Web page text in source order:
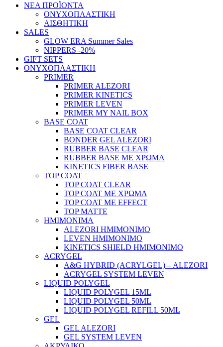
ΝΕΑ ΠΡΟΪΟΝΤΑ
ΟΝΥΧΟΠΛΑΣΤΙΚΗ
ΑΙΣΘΗΤΙΚΗ
SALES
GLOW ERA Summer Sales
NIPPERS -20%
GIFT SETS
ΟΝΥΧΟΠΛΑΣΤΙΚΗ
PRIMER
PRIMER ALEZORI
PRIMER KINETICS
PRIMER LEVEN
PRIMER MY NAIL BOX
BASE COAT
BASE COAT CLEAR
BONDER GEL ALEZORI
RUBBER BASE CLEAR
RUBBER BASE ΜΕ ΧΡΩΜΑ
KINETICS FIBER BASE
TOP COAT
TOP COAT CLEAR
TOP COAT ΜΕ ΧΡΩΜΑ
TOP COAT ΜΕ EFFECT
TOP MATTE
ΗΜΙΜΟΝΙΜΑ
ALEZORI ΗΜΙΜΟΝΙΜΟ
LEVEN ΗΜΙΜΟΝΙΜΟ
KINETICS SHIELD ΗΜΙΜΟΝΙΜΟ
ACRYGEL
A&G HYBRID (ACRYLGEL) – ALEZORI
ACRYGEL SYSTEM LEVEN
LIQUID POLYGEL
LIQUID POLYGEL 15ML
LIQUID POLYGEL 50ML
LIQUID POLYGEL REFILL 50ML
GEL
GEL ALEZORI
GEL SYSTEM LEVEN